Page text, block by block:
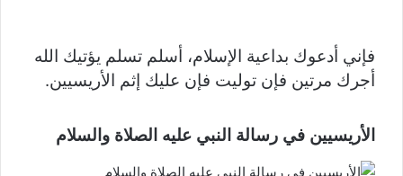
فإني أدعوك بداعية الإسلام، أسلم تسلم يؤتيك الله
أجرك مرتين فإن توليت فإن عليك إثم الأريسيين.
الأريسيين في رسالة النبي عليه الصلاة والسلام